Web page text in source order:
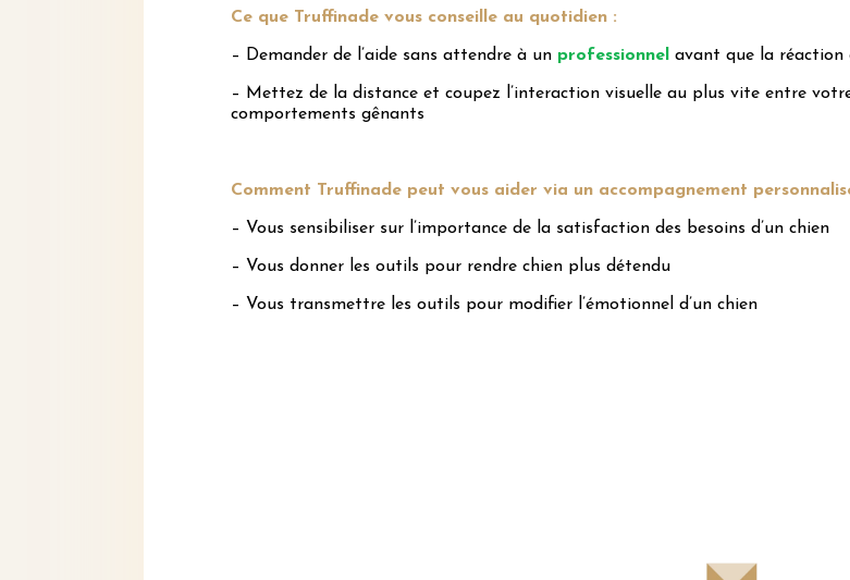
Ce que Truffinade vous conseille au quotidien :
– Demander de l’aide sans attendre à un professionnel avant que la réaction
– Mettez de la distance et coupez l’interaction visuelle au plus vite entre
comportements gênants
Comment Truffinade peut vous aider via un accompagnement
– Vous sensibiliser sur l’importance de la satisfaction des besoins d’un chien
– Vous donner les outils pour rendre chien plus détendu
– Vous transmettre les outils pour modifier l’émotionnel d’un chien